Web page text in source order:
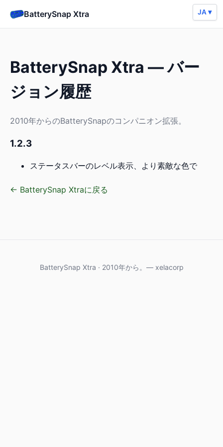
BatterySnap Xtra
BatterySnap Xtra — バー
ジョン履歴
2010年からのBatterySnapのコンパニオン拡張。
1.2.3
ステータスバーのレベル表示、より素敵な色で
← BatterySnap Xtraに戻る
BatterySnap Xtra · 2010年から。— xelacorp
JA ▾